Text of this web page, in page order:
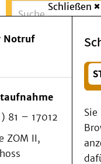
Suche
oder
Wählen Sie ein
Notfall
Schließen
Notruf
81 – 17012
ZOM II,
Menü
Patienten &
Kliniken/
Als
Beratung